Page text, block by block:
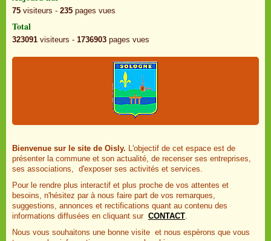
75 visiteurs - 235 pages vues
Total
323091 visiteurs - 1736903 pages vues
Bienvenue sur le site de Oisly. L'objectif de cet espace est de
présenter la commune et son actualité, de recenser ses entreprises,
ses associations, d'exposer ses activités et services.
Pour le rendre plus interactif et plus proche de vos attentes et
besoins, n'hésitez par à nous faire part de vos remarques,
suggestions, annonces et rectifications quant au contenu des
informations diffusées en cliquant sur CONTACT.
Nous vous souhaitons une bonne visite et nous espèrons que vous